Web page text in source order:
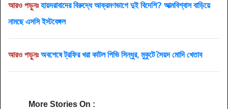
আরও পড়ুনঃ হায়দরাবাদের বিরুদ্ধে আক্রমণভাগে দুই বিদেশি?‌ আত্মবিশ্বাস বাড়িয়ে
নামছে এসসি ইস্টবেঙ্গল
আরও পড়ুনঃ অবশেষে ট্রফির খরা কাটল পিভি সিন্ধুর, মুকুটে সৈয়দ মোদি খেতাব
More Stories On :